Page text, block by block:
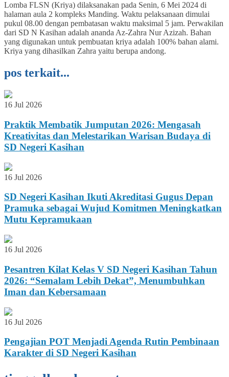
Lomba FLSN (Kriya) dilaksanakan pada Senin, 6 Mei 2024 di
halaman aula 2 kompleks Manding. Waktu pelaksanaan dimulai
pukul 08.00 dengan pembatasan waktu maksimal 5 jam. Perwakilan
dari SD N Kasihan adalah ananda Az-Zahra Nur Azizah. Bahan
yang digunakan untuk pembuatan kriya adalah 100% bahan alami.
Kriya yang dihasilkan Zahra yaitu berupa andong.
pos terkait...
16 Jul 2026
Praktik Membatik Jumputan 2026: Mengasah
Kreativitas dan Melestarikan Warisan Budaya di
SD Negeri Kasihan
16 Jul 2026
SD Negeri Kasihan Ikuti Akreditasi Gugus Depan
Pramuka sebagai Wujud Komitmen Meningkatkan
Mutu Kepramukaan
16 Jul 2026
Pesantren Kilat Kelas V SD Negeri Kasihan Tahun
2026: “Semalam Lebih Dekat”, Menumbuhkan
Iman dan Kebersamaan
16 Jul 2026
Pengajian POT Menjadi Agenda Rutin Pembinaan
Karakter di SD Negeri Kasihan